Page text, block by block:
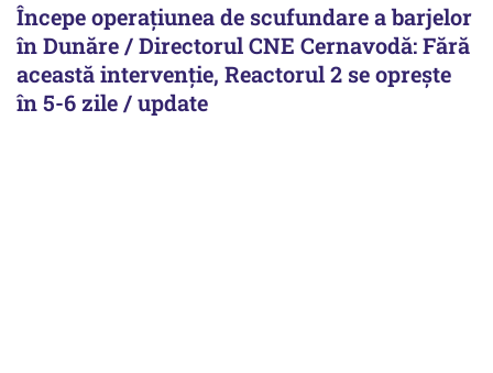
Începe operațiunea de scufundare a barjelor
în Dunăre / Directorul CNE Cernavodă: Fără
această intervenție, Reactorul 2 se oprește
în 5-6 zile / update